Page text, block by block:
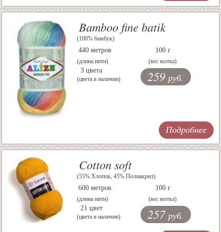
Bamboo fine batik
(100% бамбук)
440 метров
(длина нити)
100 г
(вес мотка)
3 цвета
(цвета в наличии) 259 руб.
Подробнее
Cotton soft
(55% Хлопок, 45% Полиакрил)
600 метров
(длина нити)
100 г
(вес мотка)
21 цвет
(цвета в наличии) 257 руб.